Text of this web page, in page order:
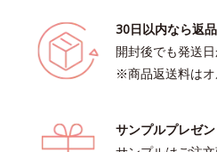
30日以内なら返
開封後でも発送
※商品返送料は
サンプルプレゼン